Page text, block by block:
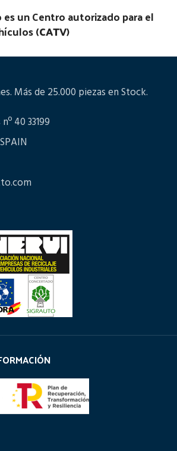
un Centro autorizado para el
(CATV)
Más de 25.000 piezas en Stock.
40 33199